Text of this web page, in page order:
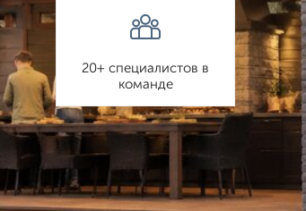
20+ специалистов в
команде